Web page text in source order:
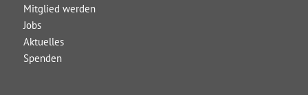
Mitglied werden
Jobs
Aktuelles
Spenden